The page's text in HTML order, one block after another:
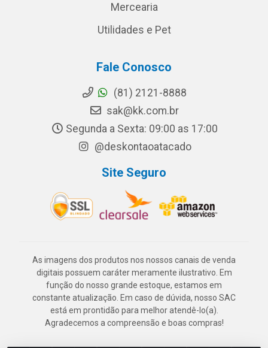
Mercearia
Utilidades e Pet
Fale Conosco
(81) 2121-8888
sak@kk.com.br
Segunda a Sexta: 09:00 as 17:00
@deskontaoatacado
Site Seguro
As imagens dos produtos nos nossos canais de venda
digitais possuem caráter meramente ilustrativo. Em
função do nosso grande estoque, estamos em
constante atualização. Em caso de dúvida, nosso SAC
está em prontidão para melhor atendê-lo(a).
Agradecemos a compreensão e boas compras!